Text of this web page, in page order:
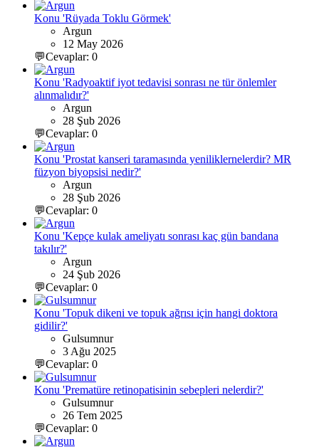
Konu 'Rüyada Toklu Görmek'
Argun
12 May 2026
💬Cevaplar: 0
Konu 'Radyoaktif iyot tedavisi sonrası ne tür önlemler
alınmalıdır?'
Argun
28 Şub 2026
💬Cevaplar: 0
Konu 'Prostat kanseri taramasında yeniliklernelerdir? MR
füzyon biyopsisi nedir?'
Argun
28 Şub 2026
💬Cevaplar: 0
Konu 'Kepçe kulak ameliyatı sonrası kaç gün bandana
takılır?'
Argun
24 Şub 2026
💬Cevaplar: 0
Konu 'Topuk dikeni ve topuk ağrısı için hangi doktora
gidilir?'
Gulsumnur
3 Ağu 2025
💬Cevaplar: 0
Konu 'Prematüre retinopatisinin sebepleri nelerdir?'
Gulsumnur
26 Tem 2025
💬Cevaplar: 0